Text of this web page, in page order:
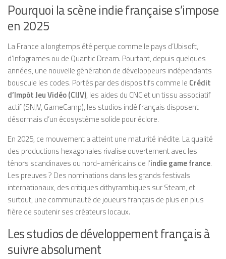
Pourquoi la scène indie française s’impose
en 2025
La France a longtemps été perçue comme le pays d’Ubisoft,
d’Infogrames ou de Quantic Dream. Pourtant, depuis quelques
années, une nouvelle génération de développeurs indépendants
bouscule les codes. Portés par des dispositifs comme le Crédit
d’Impôt Jeu Vidéo (CIJV), les aides du CNC et un tissu associatif
actif (SNJV, GameCamp), les studios indé français disposent
désormais d’un écosystème solide pour éclore.
En 2025, ce mouvement a atteint une maturité inédite. La qualité
des productions hexagonales rivalise ouvertement avec les
ténors scandinaves ou nord-américains de l’indie game france.
Les preuves ? Des nominations dans les grands festivals
internationaux, des critiques dithyrambiques sur Steam, et
surtout, une communauté de joueurs français de plus en plus
fière de soutenir ses créateurs locaux.
Les studios de développement français à
suivre absolument